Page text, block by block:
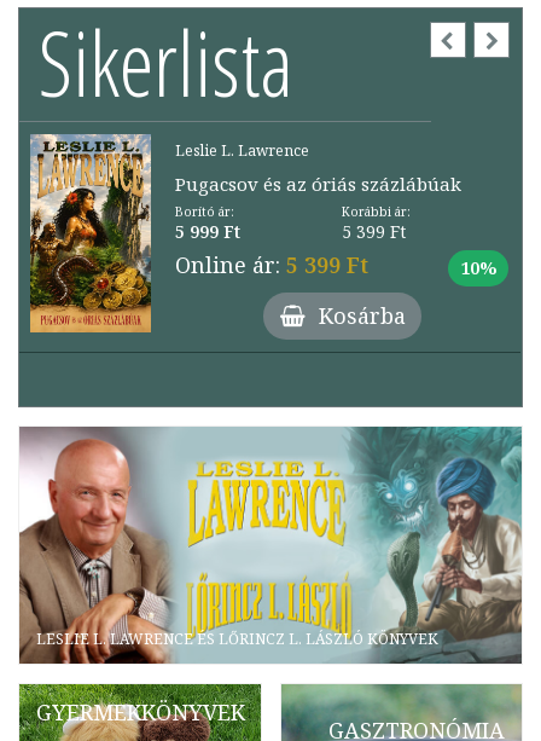
Sikerlista
Leslie L. Lawrence
Pugacsov és az óriás százlábúak
Borító ár:
5 999 Ft
Korábbi ár:
5 399 Ft
Online ár: 5 399 Ft 10%
Kosárba
LESLIE L. LAWRENCE ÉS LŐRINCZ L. LÁSZLÓ KÖNYVEK
GYERMEKKÖNYVEK
GASZTRONÓMIA